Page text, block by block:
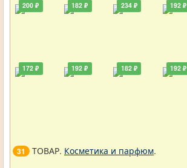
200 ₽
172 ₽
182 ₽
192 ₽
234 ₽
182 ₽
192 ₽
192 ₽
31 ТОВАР. Косметика и парфюм.